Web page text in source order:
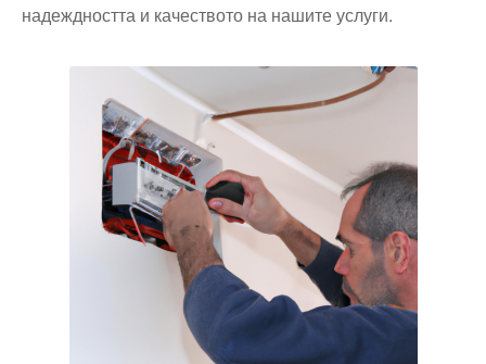
надеждността и качеството на нашите услуги.